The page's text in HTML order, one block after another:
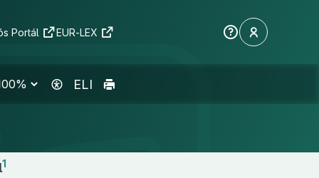
Portál EUR-LEX
ELI
1